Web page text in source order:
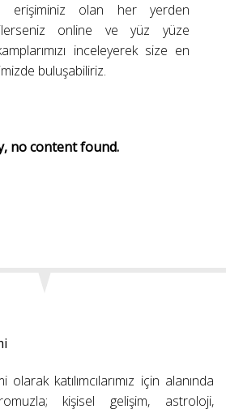
erişiminiz olan her yerden
online ve yüz yüze
inceleyerek size en
buluşabiliriz.
no content found.
katılımcılarımız için alanında
kişisel gelişim, astroloji,